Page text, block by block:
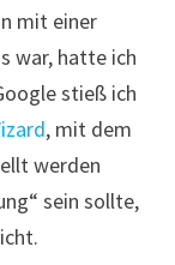
mit einer
war, hatte ich
stieß ich
, mit dem
werden
sein sollte,